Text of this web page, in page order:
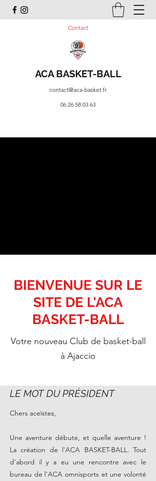
Contact
ACA BASKET-BALL
contact@aca-basket.fr
06 26 58 03 63
BIENVENUE SUR LE
SITE DE L'ACA
BASKET-BALL
Votre nouveau Club de basket-ball
à Ajaccio
LE MOT DU PRÉSIDENT
Chers aceïstes,
Une aventure débute, et quelle aventure !
La création de l'ACA BASKET-BALL. Tout
d'abord il y a eu une rencontre avec le
bureau de l'ACA omnisports et une volonté